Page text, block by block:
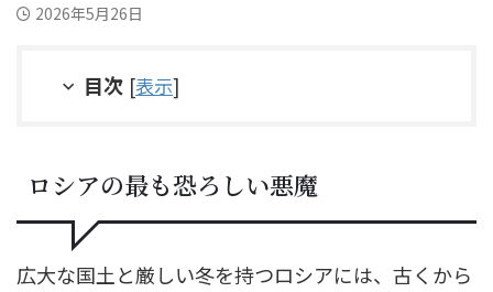
2026年5月26日
目次 [表示]
ロシアの最も恐ろしい悪魔
広大な国土と厳しい冬を持つロシアには、古くから